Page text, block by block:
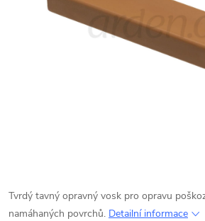
Tvrdý tavný opravný vosk pro opravu
namáhaných povrchů. Detailní informace